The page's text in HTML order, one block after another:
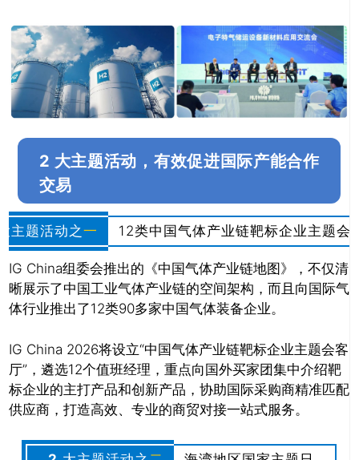
2 大主题活动，有效促进国际产能合作
交易
主题活动之一 12类中国气体产业链靶标企业主题会
IG China组委会推出的《中国气体产业链地图》，不仅清
晰展示了中国工业气体产业链的空间架构，而且向国际气
体行业推出了12类90多家中国气体装备企业。
IG China 2026将设立“中国气体产业链靶标企业主题会客
厅”，遴选12个值班经理，重点向国外买家团集中介绍靶
标企业的主打产品和创新产品，协助国际采购商精准匹配
供应商，打造高效、专业的商贸对接一站式服务。